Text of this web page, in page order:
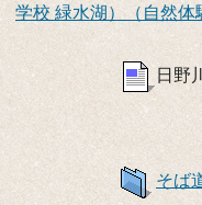
学校 緑水湖）（自然体
日野
そば